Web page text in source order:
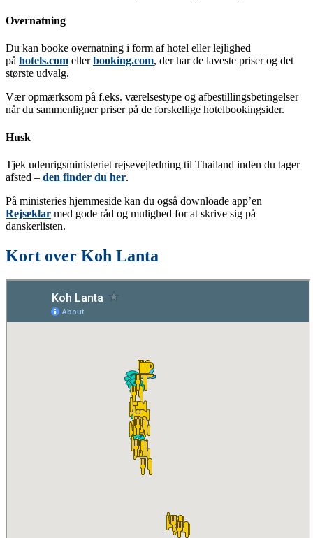
Overnatning
Du kan booke overnatning i form af hotel eller lejlighed
på hotels.com ellerbooking.com, der har de laveste priser og det
største udvalg.
Vær opmærksom på f.eks. værelsestype og afbestillingsbetingelser
når du sammenligner priser på de forskellige hotelbookingsider.
Husk
Tjek udenrigsministeriet rejsevejledning til Thailand inden du tager
afsted – den finder du her.
På ministeries hjemmeside kan du også downloade app’en
Rejseklar med gode råd og mulighed for at skrive sig på
danskerlisten.
Kort over Koh Lanta